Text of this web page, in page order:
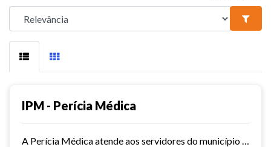
IPM - Perícia Médica